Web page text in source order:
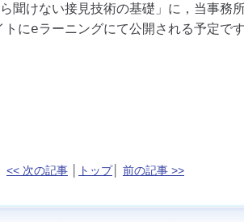
けない接見技術の基礎」に，当事務
にeラーニングにて公開される予定で
<< 次の記事 トップ│ 前の記事 >>